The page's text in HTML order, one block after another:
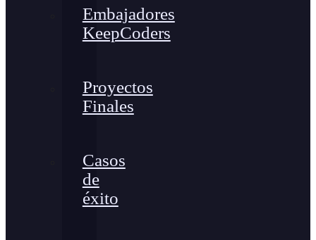
Embajadores
KeepCoders
Proyectos
Finales
Casos
de
éxito